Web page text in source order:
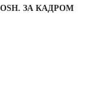
ЗА КАДРОМ